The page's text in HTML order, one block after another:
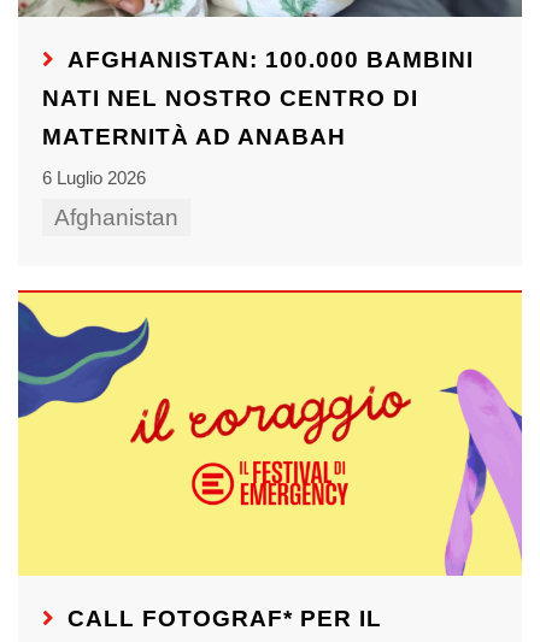
AFGHANISTAN: 100.000 BAMBINI
NATI NEL NOSTRO CENTRO DI
MATERNITÀ AD ANABAH
6 Luglio 2026
Afghanistan
CALL FOTOGRAF* PER IL